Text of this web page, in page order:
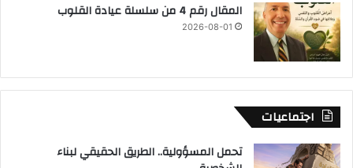
المقال رقم 4 من سلسلة عيادة القلوب
2026-08-01
اجتماعيات
تحمل المسؤولية.. الطريق الحقيقي لبناء